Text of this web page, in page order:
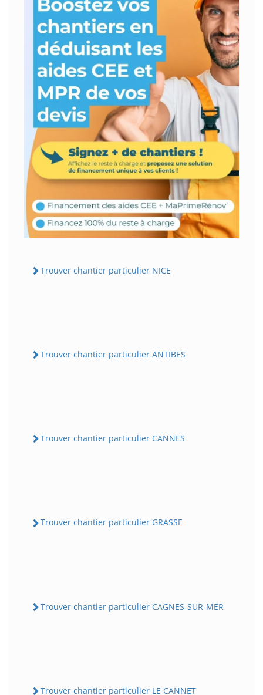
Trouver chantier particulier NICE
Trouver chantier particulier ANTIBES
Trouver chantier particulier CANNES
Trouver chantier particulier GRASSE
Trouver chantier particulier CAGNES-SUR-MER
Trouver chantier particulier LE CANNET